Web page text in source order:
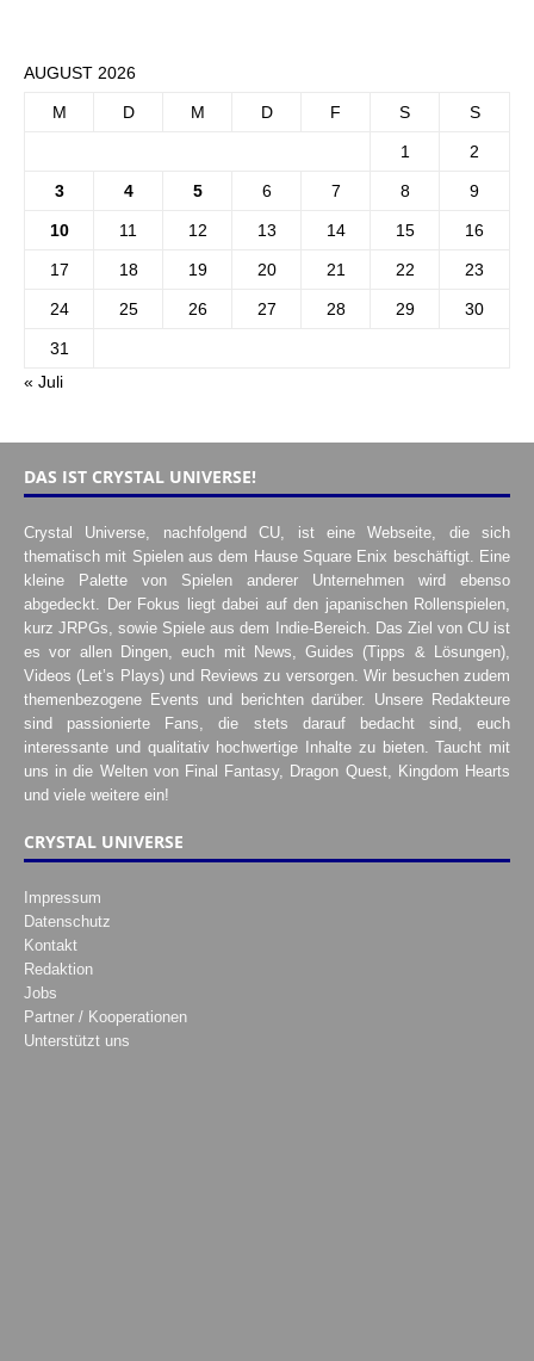
AUGUST 2026
M D M D F S S
1 2
3 4 5 6 7 8 9
10 11 12 13 14 15 16
17 18 19 20 21 22 23
24 25 26 27 28 29 30
31
« Juli
DAS IST CRYSTAL UNIVERSE!
Crystal Universe, nachfolgend CU, ist eine Webseite, die sich
thematisch mit Spielen aus dem Hause Square Enix beschäftigt. Eine
kleine Palette von Spielen anderer Unternehmen wird ebenso
abgedeckt. Der Fokus liegt dabei auf den japanischen Rollenspielen,
kurz JRPGs, sowie Spiele aus dem Indie-Bereich. Das Ziel von CU ist
es vor allen Dingen, euch mit News, Guides (Tipps & Lösungen),
Videos (Let’s Plays) und Reviews zu versorgen. Wir besuchen zudem
themenbezogene Events und berichten darüber. Unsere Redakteure
sind passionierte Fans, die stets darauf bedacht sind, euch
interessante und qualitativ hochwertige Inhalte zu bieten. Taucht mit
uns in die Welten von Final Fantasy, Dragon Quest, Kingdom Hearts
und viele weitere ein!
CRYSTAL UNIVERSE
Impressum
Datenschutz
Kontakt
Redaktion
Jobs
Partner / Kooperationen
Unterstützt uns